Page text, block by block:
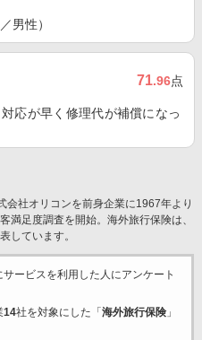
男性）
71.96点
応が早く修理代が補償になっ
会社オリコンを前身企業に1967年より
満足度調査を開始。海外旅行保険は、
しています。
ービスを利用した 人にアンケート
14社を対象にした「 海外旅行保険」